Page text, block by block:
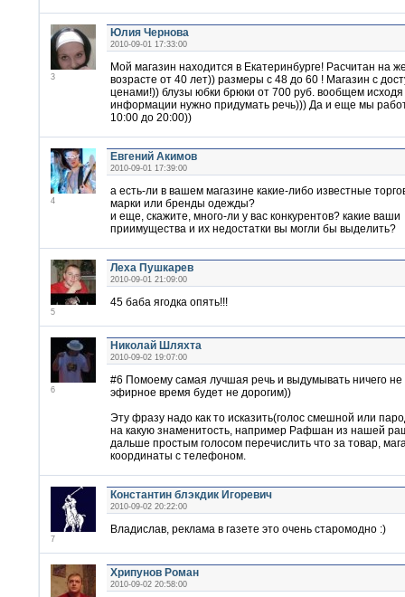
3
Юлия Чернова
2010-09-01 17:33:00
Мой магазин находится в Екатеринбурге! Расчитан на
возрасте от 40 лет)) размеры с 48 до 60 ! Магазин с
ценами!)) блузы юбки брюки от 700 руб. вообщем исходя
информации нужно придумать речь))) Да и еще мы
10:00 до 20:00))
4
Евгений Акимов
2010-09-01 17:39:00
а есть-ли в вашем магазине какие-либо известные
марки или бренды одежды?
и еще, скажите, много-ли у вас конкурентов? какие ваши
приимущества и их недостатки вы могли бы выделить?
5
Леха Пушкарев
2010-09-01 21:09:00
45 баба ягодка опять!!!
6
Николай Шляхта
2010-09-02 19:07:00
#6 Помоему самая лучшая речь и выдумывать ничего не
эфирное время будет не дорогим))
Эту фразу надо как то исказить(голос смешной или
на какую знаменитость, например Рафшан из нашей
дальше простым голосом перечислить что за товар,
координаты с телефоном.
7
Константин блэкдик Игоревич
2010-09-02 20:22:00
Владислав, реклама в газете это очень старомодно :)
Хрипунов Роман
2010-09-02 20:58:00